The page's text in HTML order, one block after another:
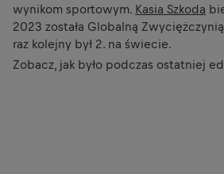
wynikom sportowym. Kasia Szkoda
2023 została Globalną
raz kolejny był 2. na świecie.
Zobacz, jak było podczas ostatniej